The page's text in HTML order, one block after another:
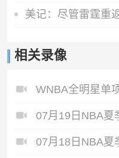
相关录像
07月19日NBA夏
07月18日NBA夏